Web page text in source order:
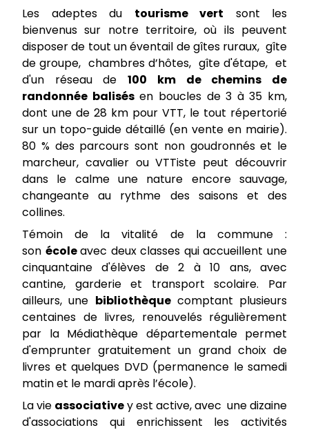
Les adeptes du tourisme vert sont les
bienvenus sur notre territoire, où ils peuvent
disposer de tout un éventail de gîtes ruraux, gîte
de groupe, chambres d’hôtes, gîte d'étape, et
d'un réseau de100 km de chemins de
randonnée balisésen boucles de 3 à 35 km,
dont une de 28 km pour VTT, le tout répertorié
sur un topo-guide détaillé (en vente en mairie).
80 % des parcours sont non goudronnés et le
marcheur, cavalier ou VTTiste peut découvrir
dans le calme une nature encore sauvage,
changeante au rythme des saisons et des
collines.
Témoin de la vitalité de la commune :
son écoleavec deux classes qui accueillent une
cinquantaine d'élèves de 2 à 10 ans, avec
cantine, garderie et transport scolaire. Par
ailleurs, une bibliothèquecomptant plusieurs
centaines de livres, renouvelés régulièrement
par la Médiathèque départementale permet
d'emprunter gratuitement un grand choix de
livres et quelques DVD (permanence le samedi
matin et le mardi après l’école).
La vie associativey est active, avec une dizaine
d'associations qui enrichissent les activités